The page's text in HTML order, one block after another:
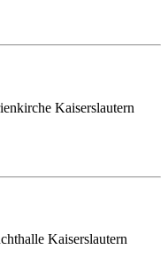
Kaiserslautern
Kaiserslautern